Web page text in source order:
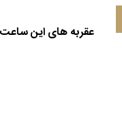
عقربه های این